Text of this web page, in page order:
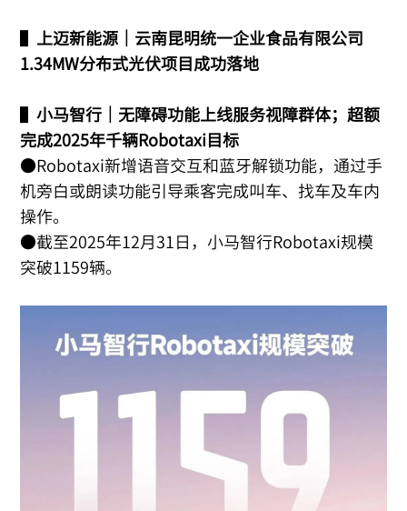
▌ 上迈新能源｜云南昆明统一企业食品有限公司
1.34MW分布式光伏项目成功落地
▌小马智行｜无障碍功能上线服务视障群体；超额
完成2025年千辆Robotaxi目标
●Robotaxi新增语音交互和蓝牙解锁功能，通过手
机旁白或朗读功能引导乘客完成叫车、找车及车内
操作。
●截至2025年12月31日，小马智行Robotaxi规模
突破1159辆。